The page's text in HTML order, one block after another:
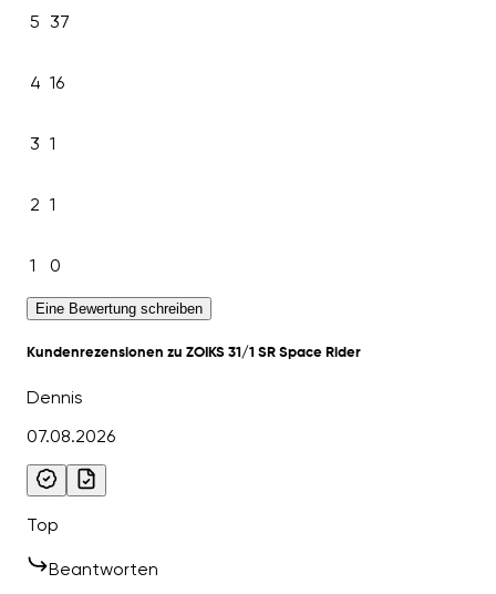
5 37
4 16
3 1
2 1
1 0
Eine Bewertung schreiben
Kundenrezensionen zu ZOIKS 31/1 SR Space Rider
Dennis
07.08.2026
Top
Beantworten